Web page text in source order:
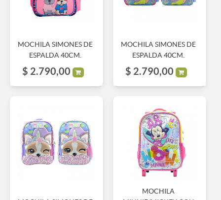
MOCHILA SIMONES DE
ESPALDA 40CM.
$ 2.790,00
MOCHILA SIMONES DE
ESPALDA 40CM.
$ 2.790,00
MOCHILA